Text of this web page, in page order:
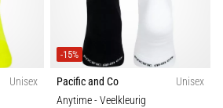
Unisex
-15%
Pacific and Co
Unisex
Anytime- Veelkleurig